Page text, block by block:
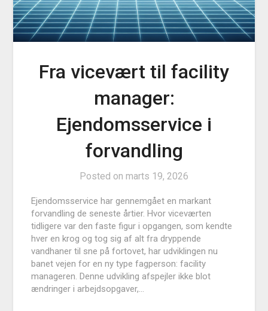
Fra vicevært til facility
manager:
Ejendomsservice i
forvandling
Posted on marts 19, 2026
Ejendomsservice har gennemgået en markant
forvandling de seneste årtier. Hvor viceværten
tidligere var den faste figur i opgangen, som kendte
hver en krog og tog sig af alt fra dryppende
vandhaner til sne på fortovet, har udviklingen nu
banet vejen for en ny type fagperson: facility
manageren. Denne udvikling afspejler ikke blot
ændringer i arbejdsopgaver,…